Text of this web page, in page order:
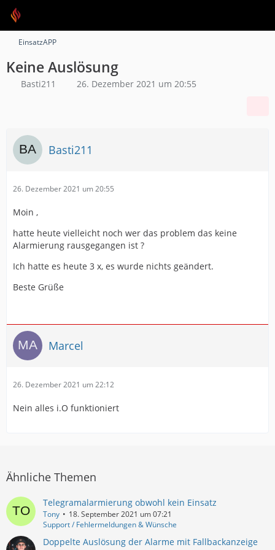
EinsatzAPP
Keine Auslösung
Basti211 26. Dezember 2021 um 20:55
Basti211
26. Dezember 2021 um 20:55
Moin ,
hatte heute vielleicht noch wer das problem das keine
Alarmierung rausgegangen ist ?
Ich hatte es heute 3 x, es wurde nichts geändert.
Beste Grüße
Marcel
26. Dezember 2021 um 22:12
Nein alles i.O funktioniert
Ähnliche Themen
Telegramalarmierung obwohl kein Einsatz
Tony
18. September 2021 um 07:21
Support / Fehlermeldungen & Wünsche
Doppelte Auslösung der Alarme mit Fallbackanzeige